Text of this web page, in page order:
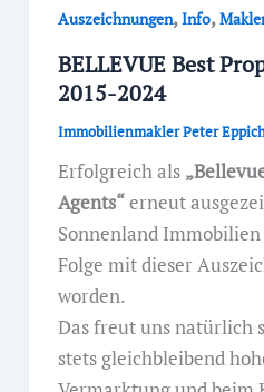
Auszeichnungen,Info,
BELLEVUE Best
2015-2024
Immobilienmakler Peter
Erfolgreich als
Agents“erneut
Sonnenland
Folge mit dieser
worden.
Das freut uns natürlich
stets gleichbleibend